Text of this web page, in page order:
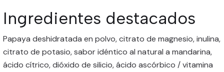
Ingredientes destacados
Papaya deshidratada en polvo, citrato de magnesio, inulina,
citrato de potasio, sabor idéntico al natural a mandarina,
ácido cítrico, dióxido de silicio, ácido ascórbico / vitamina